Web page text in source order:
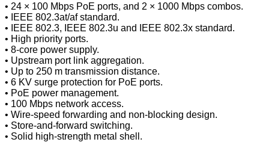
• 24 × 100 Mbps PoE ports, and 2 × 1000 Mbps combos.
• IEEE 802.3at/af standard.
• IEEE 802.3, IEEE 802.3u and IEEE 802.3x standard.
• High priority ports.
• 8-core power supply.
• Upstream port link aggregation.
• Up to 250 m transmission distance.
• 6 KV surge protection for PoE ports.
• PoE power management.
• 100 Mbps network access.
• Wire-speed forwarding and non-blocking design.
• Store-and-forward switching.
• Solid high-strength metal shell.